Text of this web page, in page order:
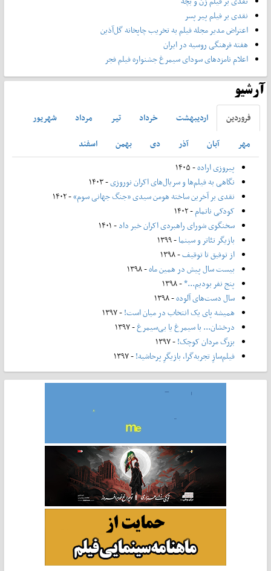
نقدی بر فیلم پیر پسر
اعتراض مدیر مجله فیلم به تخریب چاپخانه گل‌آذین
هفته فرهنگی روسیه در ایران
اعلام نامزدهای سودای سیمرغ جشنواره فیلم فجر
آرشیو
فروردين ارديبهشت خرداد تير مرداد
شهريور
مهر
آبان آذر دی بهمن
اسفند
پیروزی اراده- ۱۴۰۵
نگاهی به فیلم‌ها و سریال‌های اکران نوروزی- ۱۴۰۳
نقدی بر آخرین ساخته هومن سیدی «جنگ جهانی سوم»- ۱۴۰۲
کودکی ناتمام- ۱۴۰۲
سخنگوی شورای راهبردی اکران خبر داد- ۱۴۰۱
بازیگر تئاتر و سینما- ۱۳۹۹
از توفیق تا توقیف- ۱۳۹۸
بیست سال پیش در همین ماه- ۱۳۹۸
پنج نفر بودیم...*- ۱۳۹۸
سال دست‌های آلوده- ۱۳۹۸
همیشه پای یک انتخاب در میان است!- ۱۳۹۷
درخشان... با سیمرغ یا بی‌سیمرغ- ۱۳۹۷
بزرگ مردان کوچک!- ۱۳۹۷
فیلم‌سازِ تجربه‌گرا، بازیگرِ پرحاشیه!- ۱۳۹۷